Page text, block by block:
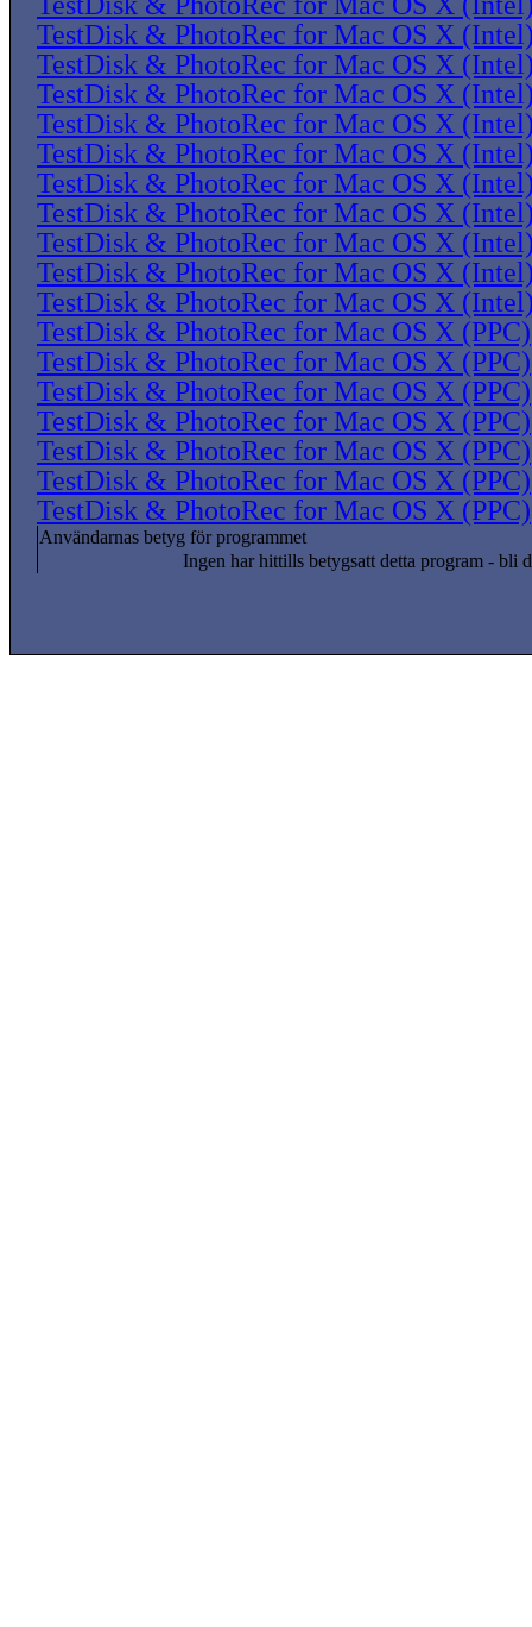
TestDisk & PhotoRec for Mac OS X
TestDisk & PhotoRec for Mac OS X
TestDisk & PhotoRec for Mac OS X
TestDisk & PhotoRec for Mac OS X
TestDisk & PhotoRec for Mac OS X
TestDisk & PhotoRec for Mac OS X
TestDisk & PhotoRec for Mac OS X
TestDisk & PhotoRec for Mac OS X
TestDisk & PhotoRec for Mac OS X
TestDisk & PhotoRec for Mac OS X
TestDisk & PhotoRec for Mac OS X (PPC)
TestDisk & PhotoRec for Mac OS X (PPC)
TestDisk & PhotoRec for Mac OS X (PPC)
TestDisk & PhotoRec for Mac OS X (PPC)
TestDisk & PhotoRec for Mac OS X (PPC)
TestDisk & PhotoRec for Mac OS X (PPC)
TestDisk & PhotoRec for Mac OS X (PPC)
Användarnas betyg för programmet
Ingen har hittills betygsatt detta program - bli